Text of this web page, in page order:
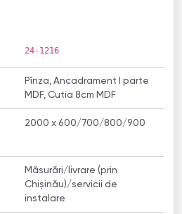
24-1216
Pînza, Ancadrament I parte
MDF, Cutia 8cm MDF
2000 x 600/700/800/900
Măsurări/livrare (prin
Chișinău)/servicii de
instalare